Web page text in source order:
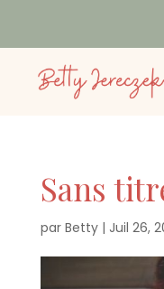
Sans
par Betty| Juil 26,